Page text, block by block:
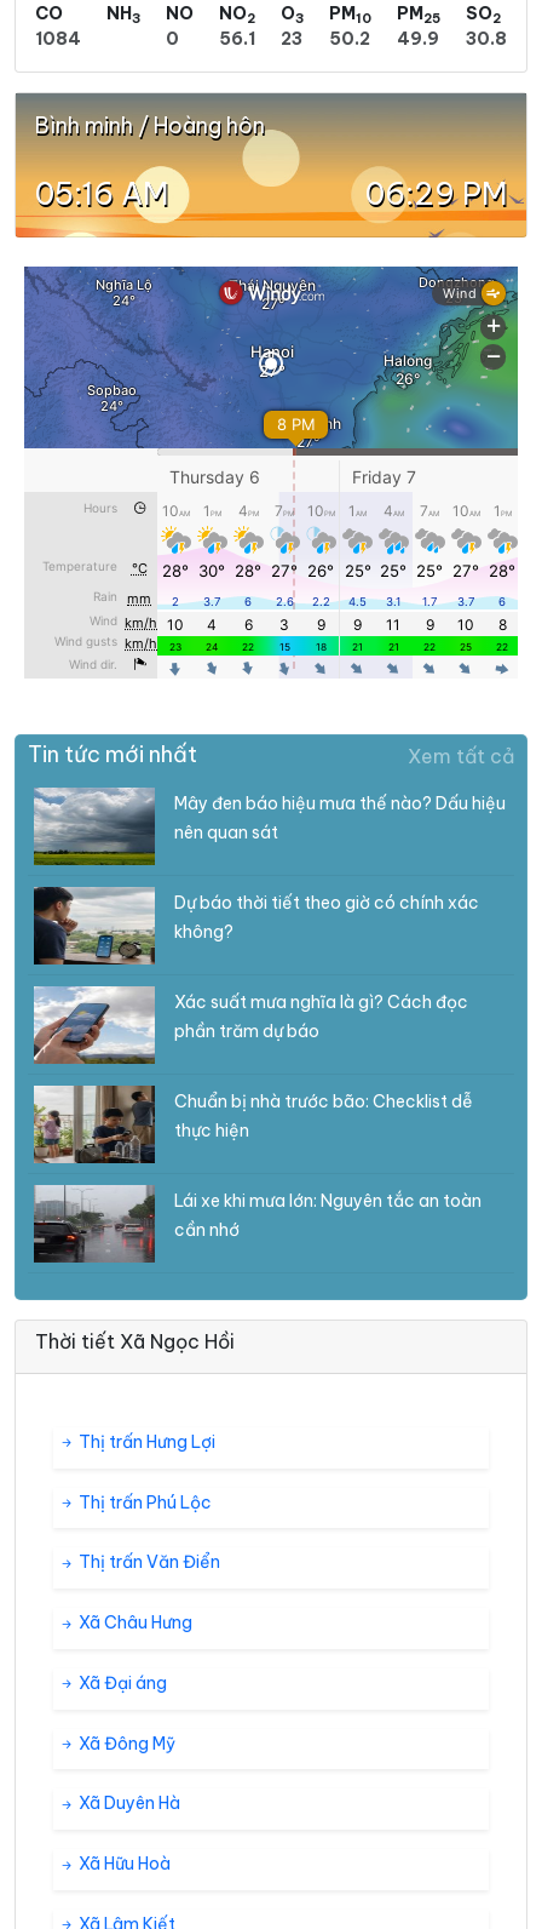
CO
1084
NH3
NO
0
NO2
56.1
O3
23
PM10
50.2
PM25
49.9
SO2
30.8
Bình minh / Hoàng hôn
05:16 AM 06:29 PM
Tin tức mới nhất Xem tất cả
Mây đen báo hiệu mưa thế nào? Dấu hiệu
nên quan sát
Dự báo thời tiết theo giờ có chính xác
không?
Xác suất mưa nghĩa là gì? Cách đọc
phần trăm dự báo
Chuẩn bị nhà trước bão: Checklist dễ
thực hiện
Lái xe khi mưa lớn: Nguyên tắc an toàn
cần nhớ
Thời tiết Xã Ngọc Hồi
Thị trấn Hưng Lợi
Thị trấn Phú Lộc
Thị trấn Văn Điển
Xã Châu Hưng
Xã Đại áng
Xã Đông Mỹ
Xã Duyên Hà
Xã Hữu Hoà
Xã Lâm Kiết